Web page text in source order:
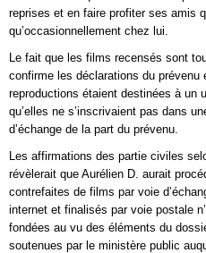
reprises et en faire profiter ses amis
qu’occasionnellement chez lui.
Le fait que les films recensés sont
confirme les déclarations du prévenu
reproductions étaient destinées à un
qu’elles ne s’inscrivaient pas dans
d’échange de la part du prévenu.
Les affirmations des partie civiles
révèlerait que Aurélien D. aurait
contrefaites de films par voie
internet et finalisés par voie postale
fondées au vu des éléments du
soutenues par le ministère public